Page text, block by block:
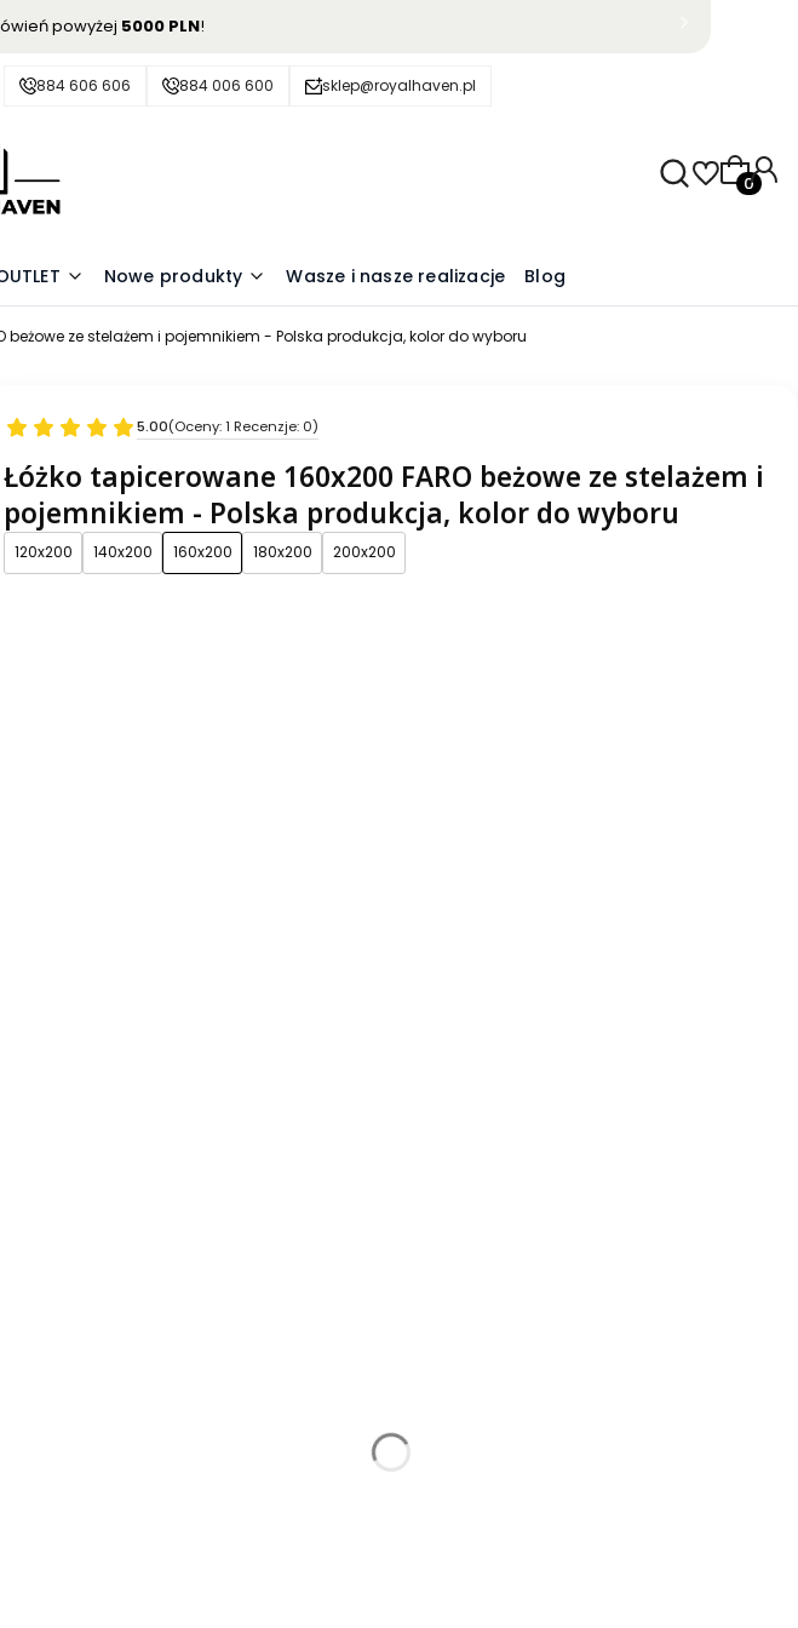
powyżej 5000 PLN!
884 606 606 884 006 600 sklep@royalhaven.pl
Nowe produkty Wasze i nasze realizacje Blog
beżowe ze stelażem i pojemnikiem - Polska produkcja, kolor do wyboru
5.00(Oceny: 1 Recenzje: 0)
Łóżko tapicerowane 160x200 FARO beżowe ze stelażem i
pojemnikiem - Polska produkcja, kolor do wyboru
120x200 140x200 160x200 180x200 200x200